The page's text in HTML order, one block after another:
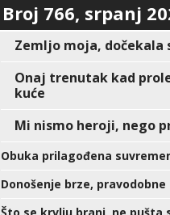
Broj 766, srpanj
Zemljo moja, dočekala
Onaj trenutak kad
kuće
Mi nismo heroji, nego
Obuka prilagođena
Donošenje brze,